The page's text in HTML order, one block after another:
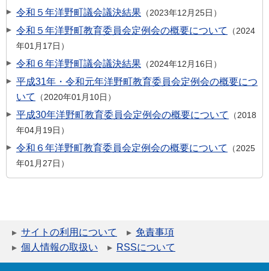
令和５年洋野町議会議決結果 2023年12月25日
令和５年洋野町教育委員会定例会の概要について
2024
年01月17日
令和６年洋野町議会議決結果 2024年12月16日
平成31年・令和元年洋野町教育委員会定例会の概要につ
いて
2020年01月10日
平成30年洋野町教育委員会定例会の概要について
2018
年04月19日
令和６年洋野町教育委員会定例会の概要について
2025
年01月27日
サイトの利用について
免責事項
個人情報の取扱い
RSSについて